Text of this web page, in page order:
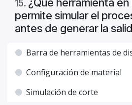
15.
permite simular el
antes de generar la
Barra de herramientas de
Configuración de material
Simulación de corte